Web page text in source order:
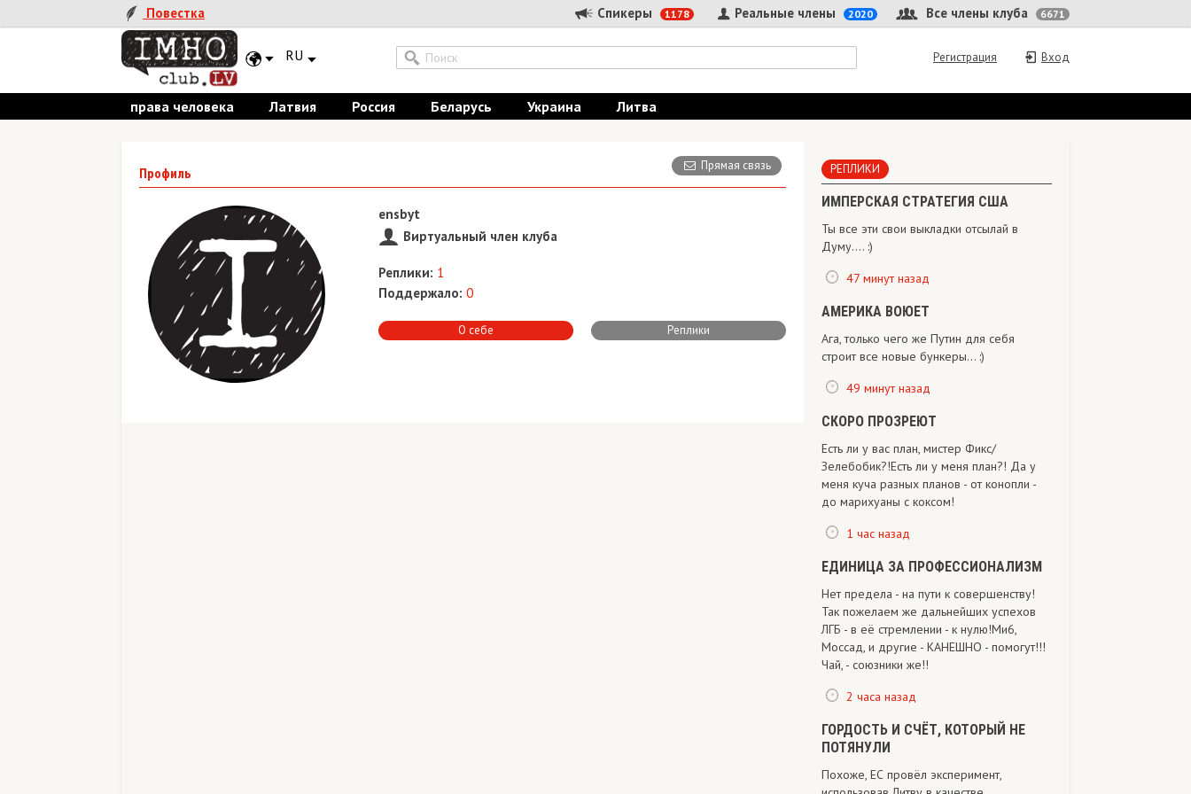
Повестка Спикеры 1178 Все члены клуба 6671
Реальные члены 2020
RU Вход
Регистрация
права человека Латвия Россия Беларусь Украина Литва
Профиль
Прямая связь
ensbyt
Виртуальный член клуба
Реплики: 1
Поддержало: 0
О себе Реплики
РЕПЛИКИ
ИМПЕРСКАЯ СТРАТЕГИЯ США
Ты все эти свои выкладки отсылай в
Думу.... :)
47 минут назад
АМЕРИКА ВОЮЕТ
Ага, только чего же Путин для себя
строит все новые бункеры... :)
49 минут назад
СКОРО ПРОЗРЕЮТ
Есть ли у вас план, мистер Фикс/
Зелебобик?!Есть ли у меня план?! Да у
меня куча разных планов - от конопли -
до марихуаны с коксом!
1 час назад
ЕДИНИЦА ЗА ПРОФЕССИОНАЛИЗМ
Нет предела - на пути к совершенству!
Так пожелаем же дальнейших успехов
ЛГБ - в её стремлении - к нулю!Ми6,
Моссад, и другие - КАНЕШНО - помогут!!!
Чай, - союзники же!!
2 часа назад
ГОРДОСТЬ И СЧЁТ, КОТОРЫЙ НЕ
ПОТЯНУЛИ
Похоже, ЕС провёл эксперимент,